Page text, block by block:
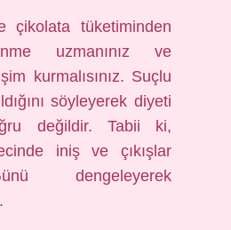
çikolata tüketiminden
uzmanınız ve
kurmalısınız. Suçlu
söyleyerek diyeti
değildir. Tabii ki,
iniş ve çıkışlar
dengeleyerek